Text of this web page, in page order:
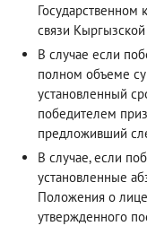
связи
В случае если
полном объеме
установленный
победителем
предложивший
В случае, если
установленные
Положения о
утвержденного